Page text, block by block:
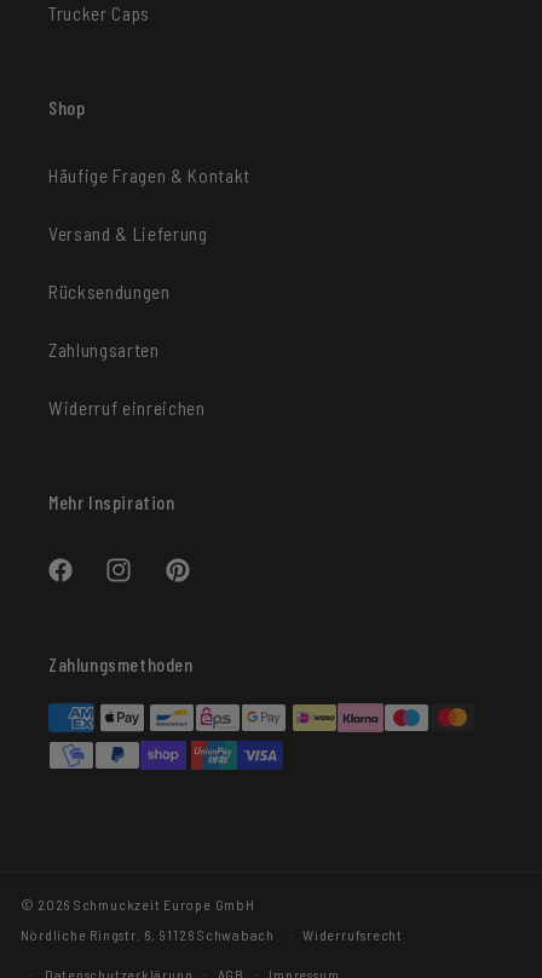
Trucker Caps
Shop
Häufige Fragen & Kontakt
Versand & Lieferung
Rücksendungen
Zahlungsarten
Widerruf einreichen
Mehr Inspiration
FacebookInstagramPinterest
Zahlungsmethoden
© 2026 Schmuckzeit Europe GmbH
Nördliche Ringstr. 6, 91126 Schwabach
Widerrufsrecht
Datenschutzerklärung AGB Impressum